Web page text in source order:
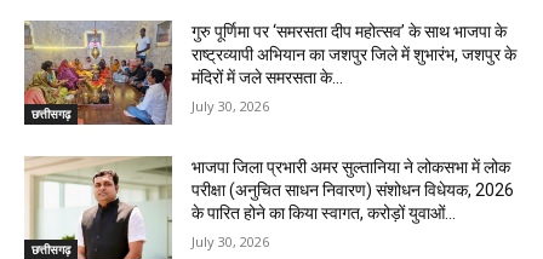
छत्तीसगढ़
गुरु पूर्णिमा पर ‘समरसता दीप महोत्सव’ के साथ भाजपा के
राष्ट्रव्यापी अभियान का जशपुर जिले में शुभारंभ, जशपुर के
मंदिरों में जले समरसता के...
July 30, 2026
छत्तीसगढ़
भाजपा जिला प्रभारी अमर सुल्तानिया ने लोकसभा में लोक
परीक्षा (अनुचित साधन निवारण) संशोधन विधेयक, 2026
के पारित होने का किया स्वागत, करोड़ों युवाओं...
July 30, 2026